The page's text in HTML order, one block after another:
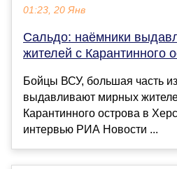
01:23, 20 Янв
Сальдо: наёмники
жителей с Карантинного
Бойцы ВСУ, большая часть
выдавливают мирных
Карантинного острова в
интервью РИА Новости ...